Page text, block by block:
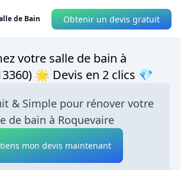
de Bain Obtenir un devis gratuit
votre salle de bain à
🌟 Devis en 2 clics 💎
& Simple pour rénover votre
de bain à Roquevaire
mon devis maintenant